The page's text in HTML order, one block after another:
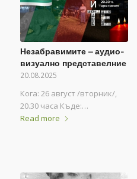
Незабравимите – аудио-
визуално представелние
20.08.2025
Кога: 26 август /вторник/,
20.30 часа Къде:…
Read more